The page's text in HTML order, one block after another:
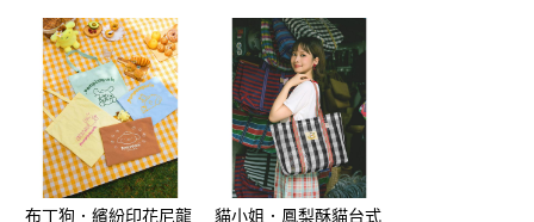
購物金
超商取貨付款
LINE Pay
街口支付
布丁狗．繽紛印花尼龍
貓小姐．鳳梨酥貓台式